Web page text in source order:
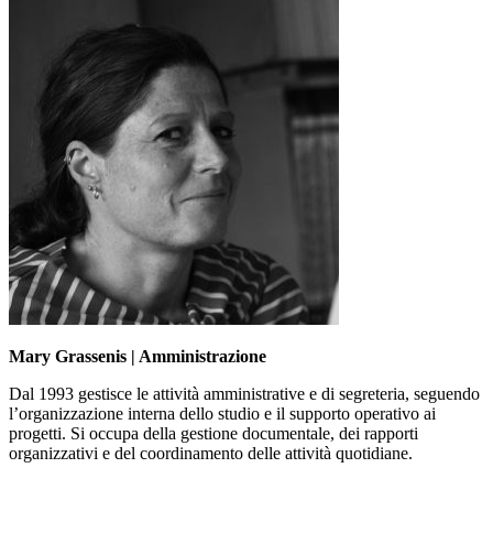
Mary Grassenis | Amministrazione
Dal 1993 gestisce le attività amministrative e di segreteria, seguendo
l’organizzazione interna dello studio e il supporto operativo ai
progetti. Si occupa della gestione documentale, dei rapporti
organizzativi e del coordinamento delle attività quotidiane.